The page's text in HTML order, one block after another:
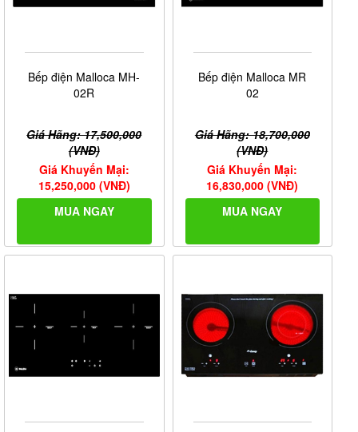
Bếp điện Malloca MH-
02R
Giá Hãng: 17,500,000
(VNĐ)
Giá Khuyến Mại:
15,250,000 (VNĐ)
MUA NGAY
Bếp điện Malloca MR
02
Giá Hãng: 18,700,000
(VNĐ)
Giá Khuyến Mại:
16,830,000 (VNĐ)
MUA NGAY